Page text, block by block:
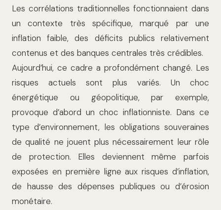
Les corrélations traditionnelles fonctionnaient dans
un contexte très spécifique, marqué par une
inflation faible, des déficits publics relativement
contenus et des banques centrales très crédibles.
Aujourd’hui, ce cadre a profondément changé. Les
risques actuels sont plus variés. Un choc
énergétique ou géopolitique, par exemple,
provoque d’abord un choc inflationniste. Dans ce
type d’environnement, les obligations souveraines
de qualité ne jouent plus nécessairement leur rôle
de protection. Elles deviennent même parfois
exposées en première ligne aux risques d’inflation,
de hausse des dépenses publiques ou d’érosion
monétaire.